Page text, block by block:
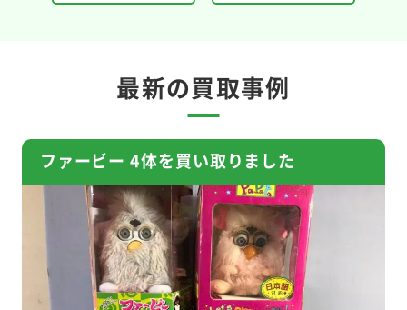
最新の買取事例
ファービー 4体を買い取りました